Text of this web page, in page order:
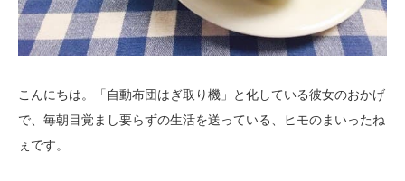
こんにちは。「自動布団はぎ取り機」と化している彼女のおかげ
で、毎朝目覚まし要らずの生活を送っている、ヒモのまいったね
ぇです。